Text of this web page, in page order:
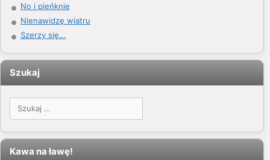
No i pieńknie
Nienawidzę wiatru
Szerzy się…
Szukaj
Szukaj:
Kawa na ławę!